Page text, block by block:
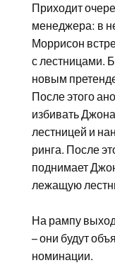
Приходит
менеджера: в
Моррисон
с лестницами.
новым
После этого
избивать
лестницей и
ринга. После
поднимает
лежащую
На рампу
– они будут
номинации.